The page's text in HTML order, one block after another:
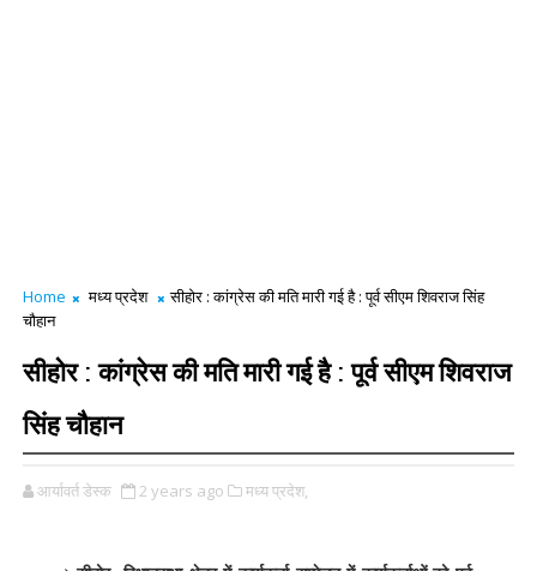
Home मध्य प्रदेश
सीहोर : कांग्रेस की मति मारी गई है : पूर्व सीएम शिवराज सिंह
चौहान
सीहोर : कांग्रेस की मति मारी गई है : पूर्व सीएम शिवराज
सिंह चौहान
आर्यावर्त डेस्क 2 years ago मध्य प्रदेश,